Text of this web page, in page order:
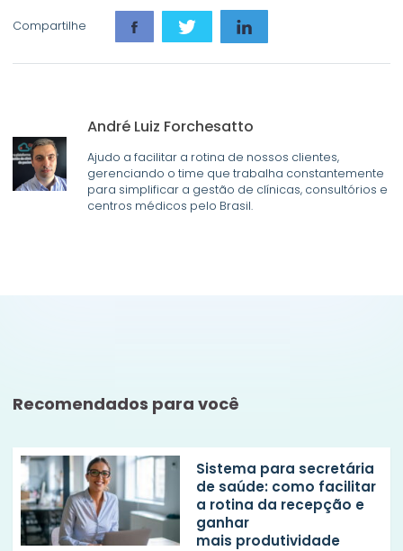
Compartilhe
André Luiz Forchesatto
Ajudo a facilitar a rotina de nossos clientes,
gerenciando o time que trabalha constantemente
para simplificar a gestão de clínicas, consultórios e
centros médicos pelo Brasil.
Recomendados para você
Sistema para secretária
de saúde: como facilitar
a rotina da recepção e
ganhar
mais produtividade